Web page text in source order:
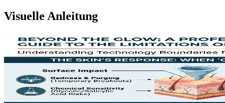
Visuelle Anleitung